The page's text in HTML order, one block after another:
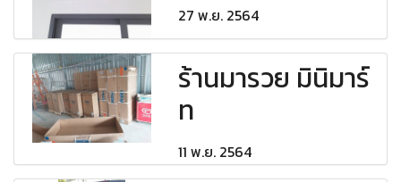
27 พ.ย. 2564
ร้านมารวย มินิมาร์
ท
11 พ.ย. 2564